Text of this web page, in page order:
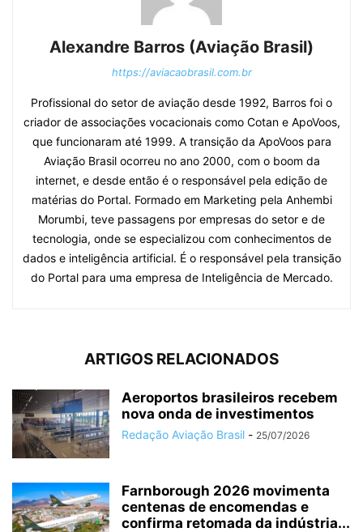
Alexandre Barros (Aviação Brasil)
https://aviacaobrasil.com.br
Profissional do setor de aviação desde 1992, Barros foi o
criador de associações vocacionais como Cotan e ApoVoos,
que funcionaram até 1999. A transição da ApoVoos para
Aviação Brasil ocorreu no ano 2000, com o boom da
internet, e desde então é o responsável pela edição de
matérias do Portal. Formado em Marketing pela Anhembi
Morumbi, teve passagens por empresas do setor e de
tecnologia, onde se especializou com conhecimentos de
dados e inteligência artificial. É o responsável pela transição
do Portal para uma empresa de Inteligência de Mercado.
ARTIGOS RELACIONADOS
Aeroportos brasileiros recebem
nova onda de investimentos
Redação Aviação Brasil - 25/07/2026
Farnborough 2026 movimenta
centenas de encomendas e
confirma retomada da indústria...